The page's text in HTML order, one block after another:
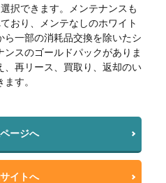
択できます。メンテナンスも
おり、メンテなしのホワイト
一部の消耗品交換を除いたシ
スのゴールドパックがありま
、再リース、買取り、返却のい
す。
ージへ
イトへ